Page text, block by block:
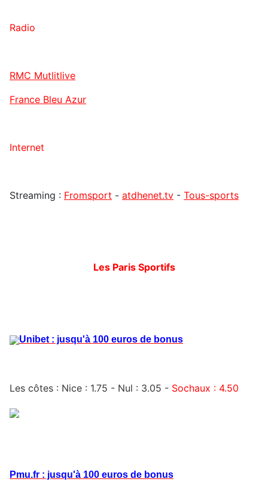
Radio
RMC Mutlitlive
France Bleu Azur
Internet
Streaming : Fromsport - atdhenet.tv - Tous-sports
Les Paris Sportifs
Unibet : jusqu'à 100 euros de bonus
Les côtes : Nice : 1.75 - Nul : 3.05 - Sochaux : 4.50
Pmu.fr : jusqu'à 100 euros de bonus